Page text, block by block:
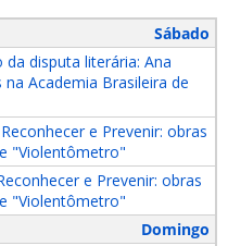
Sábado
disputa literária: Ana
na Academia Brasileira de
e Prevenir: obras
"Violentômetro"
e Prevenir: obras
"Violentômetro"
Domingo